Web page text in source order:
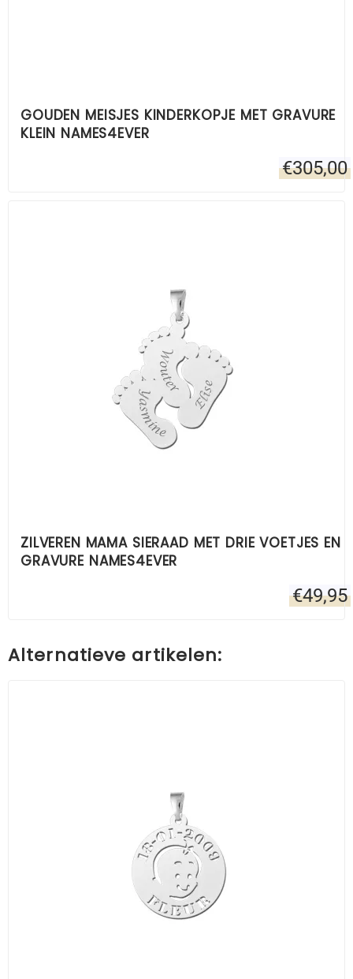
GOUDEN MEISJES KINDERKOPJE MET GRAVURE
KLEIN NAMES4EVER
€305,00
ZILVEREN MAMA SIERAAD MET DRIE VOETJES EN
GRAVURE NAMES4EVER
€49,95
Alternatieve artikelen: